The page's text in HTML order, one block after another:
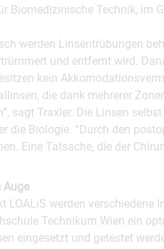
Biomedizinische Technik, im
werden Linsentrübungen
und entfernt wird.
kein
die dank mehrerer
sagt Traxler. Die Linsen
die Biologie. “Durch den
Eine Tatsache, die der
Auge
LOALiS werden verschiedene
Technikum Wien ein
eingesetzt und getestet